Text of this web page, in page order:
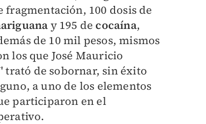
fragmentación, 100 dosis de
y 195 de cocaína,
de 10 mil pesos, mismos
los que José Mauricio
trató de sobornar, sin éxito
a uno de los elementos
participaron en el